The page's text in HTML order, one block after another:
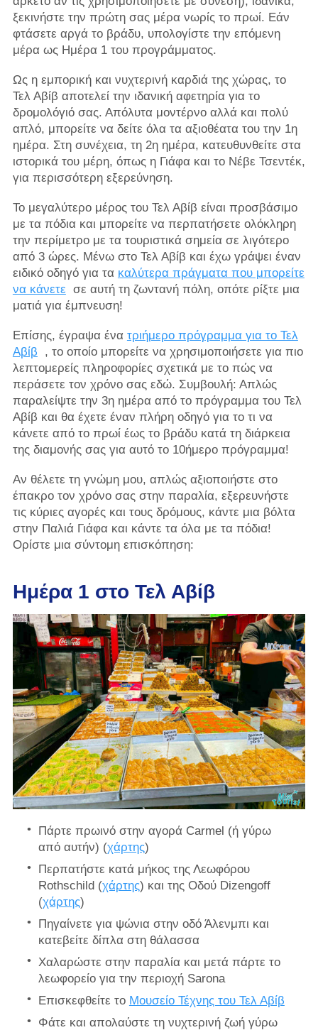
ξεκινήστε την πρώτη σας μέρα νωρίς το πρωί. Εάν
φτάσετε αργά το βράδυ, υπολογίστε την επόμενη
μέρα ως Ημέρα 1 του προγράμματος.
Ως η εμπορική και νυχτερινή καρδιά της χώρας, το
Τελ Αβίβ αποτελεί την ιδανική αφετηρία για το
δρομολόγιό σας. Απόλυτα μοντέρνο αλλά και πολύ
απλό, μπορείτε να δείτε όλα τα αξιοθέατα του την 1η
ημέρα. Στη συνέχεια, τη 2η ημέρα, κατευθυνθείτε στα
ιστορικά του μέρη, όπως η Γιάφα και το Νέβε Τσεντέκ,
για περισσότερη εξερεύνηση.
Το μεγαλύτερο μέρος του Τελ Αβίβ είναι προσβάσιμο
με τα πόδια και μπορείτε να περπατήσετε ολόκληρη
την περίμετρο με τα τουριστικά σημεία σε λιγότερο
από 3 ώρες. Μένω στο Τελ Αβίβ και έχω γράψει έναν
ειδικό οδηγό για τα καλύτερα πράγματα που μπορείτε
να κάνετε σε αυτή τη ζωντανή πόλη, οπότε ρίξτε μια
ματιά για έμπνευση!
Επίσης, έγραψα ένα τριήμερο πρόγραμμα για το Τελ
Αβίβ , το οποίο μπορείτε να χρησιμοποιήσετε για πιο
λεπτομερείς πληροφορίες σχετικά με το πώς να
περάσετε τον χρόνο σας εδώ. Συμβουλή: Απλώς
παραλείψτε την 3η ημέρα από το πρόγραμμα του Τελ
Αβίβ και θα έχετε έναν πλήρη οδηγό για το τι να
κάνετε από το πρωί έως το βράδυ κατά τη διάρκεια
της διαμονής σας για αυτό το 10ήμερο πρόγραμμα!
Αν θέλετε τη γνώμη μου, απλώς αξιοποιήστε στο
έπακρο τον χρόνο σας στην παραλία, εξερευνήστε
τις κύριες αγορές και τους δρόμους, κάντε μια βόλτα
στην Παλιά Γιάφα και κάντε τα όλα με τα πόδια!
Ορίστε μια σύντομη επισκόπηση:
Ημέρα 1 στο Τελ Αβίβ
Πάρτε πρωινό στην αγορά Carmel (ή γύρω
από αυτήν) (χάρτης)
Περπατήστε κατά μήκος της Λεωφόρου
Rothschild (χάρτης) και της Οδού Dizengoff
(χάρτης)
Πηγαίνετε για ψώνια στην οδό Άλενμπι και
κατεβείτε δίπλα στη θάλασσα
Χαλαρώστε στην παραλία και μετά πάρτε το
λεωφορείο για την περιοχή Sarona
Επισκεφθείτε το Μουσείο Τέχνης του Τελ Αβίβ
Φάτε και απολαύστε τη νυχτερινή ζωή γύρω